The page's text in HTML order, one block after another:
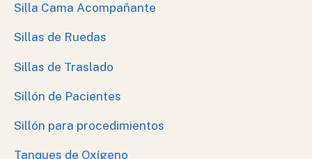
Silla Cama Acompañante
Sillas de Ruedas
Sillas de Traslado
Sillón de Pacientes
Sillón para procedimientos
Tanques de Oxígeno